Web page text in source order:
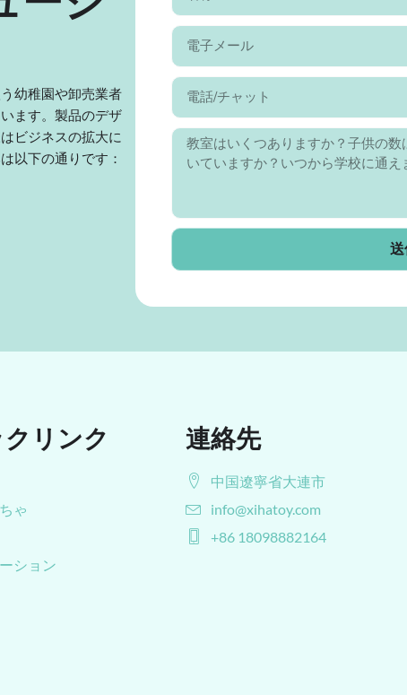
幼稚園や卸売業者
ます。製品のデザ
ビジネスの拡大に
以下の通りです：
リンク
ゃ
ション
連絡先
中国遼寧省大連市
info@xihatoy.com
+86 18098882164